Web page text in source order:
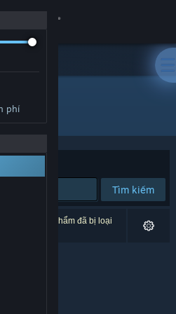
phí
Tìm kiếm
2 tựa sản phẩm đã bị loại